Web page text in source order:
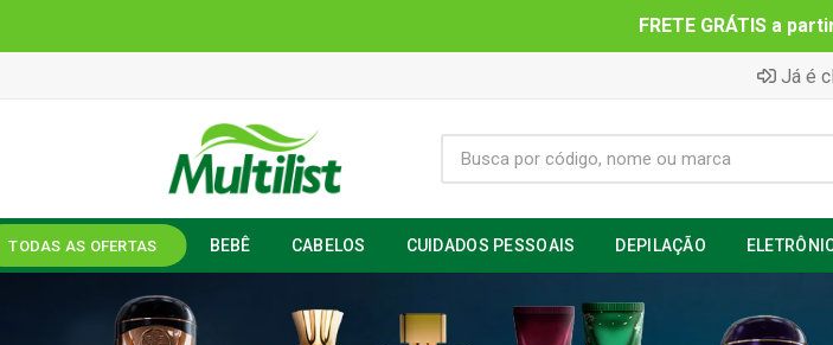
FRETE GRÁTIS a
Já é
TODAS AS OFERTAS BEBÊ CABELOS CUIDADOS PESSOAIS DEPILAÇÃO